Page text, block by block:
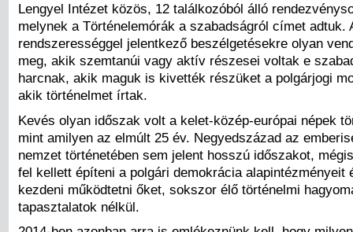
Lengyel Intézet közös, 12 találkozóból álló
melynek a Történelemórák a szabadságról címet adtuk.
rendszerességgel jelentkező beszélgetésekre olyan
meg, akik szemtanúi vagy aktív részesei voltak e
harcnak, akik maguk is kivették részüket a polgárjogi
akik történelmet írtak.
Kevés olyan időszak volt a kelet-közép-európai népek
mint amilyen az elmúlt 25 év. Negyedszázad az
nemzet történetében sem jelent hosszú időszakot,
fel kellett építeni a polgári demokrácia alapintézményeit
kezdeni működtetni őket, sokszor élő történelmi
tapasztalatok nélkül.